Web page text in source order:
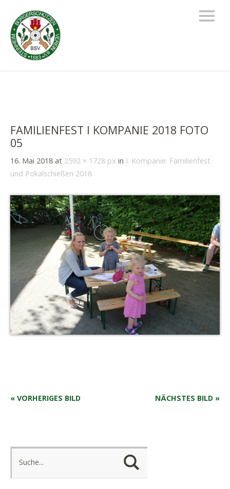
FAMILIENFEST I KOMPANIE 2018 FOTO
05
16. Mai 2018 at 2592 × 1728 px in I. Kompanie: Familienfest
und Pokalschießen 2018
« VORHERIGES BILD NÄCHSTES BILD »